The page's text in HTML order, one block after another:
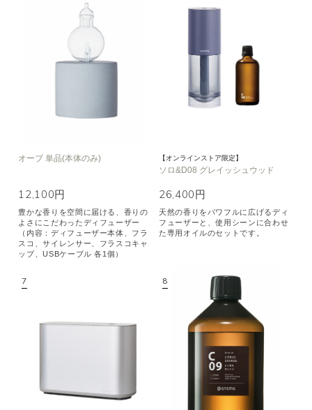
オーブ 単品(本体のみ)
12,100円
豊かな香りを空間に届ける、香りの
よさにこだわったディフューザー
（内容：ディフューザー本体、フラ
スコ、サイレンサー、フラスコキャ
ップ、USBケーブル 各1個）
【オンラインストア限定】
ソロ&D08 グレイッシュウッド
26,400円
天然の香りをパワフルに広げるディ
フューザーと、使用シーンに合わせ
た専用オイルのセットです。